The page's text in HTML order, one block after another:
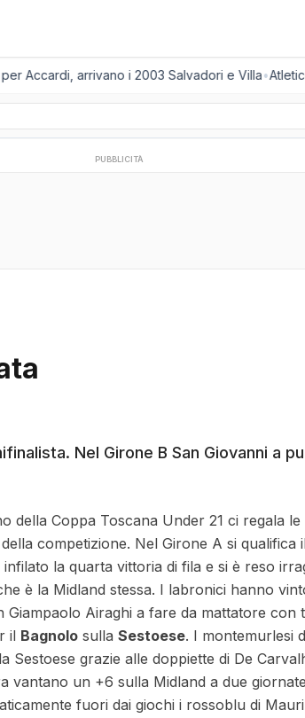
Accardi, arrivano i 2003 Salvadori e Villa•
PUBBLICITÀ
Nel Girone B San Giovanni a
della Coppa Toscana Under 21 ci regala le
competizione. Nel Girone A si qualifica
infilato la quarta vittoria di fila e si è reso
è la Midland stessa. I labronici hanno
Giampaolo Airaghi a fare da mattatore con
il Bagnolo sulla Sestoese. I montemurlesi
Sestoese grazie alle doppiette di De
vantano un +6 sulla Midland a due
fuori dai giochi i rossoblu di